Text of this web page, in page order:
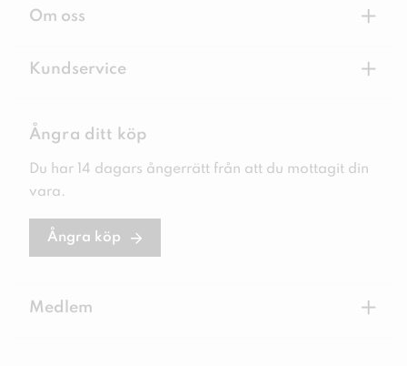
Om oss +
Kundservice +
Ångra ditt köp
Du har 14 dagars ångerrätt från att du mottagit din
vara.
Ångra köp
Medlem +